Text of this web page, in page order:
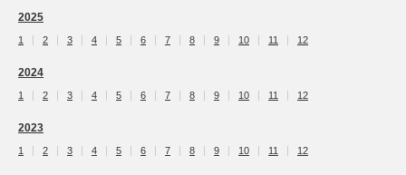
2025
1 2 3 4 5 6 7 8 9 10 11 12
2024
1 2 3 4 5 6 7 8 9 10 11 12
2023
1 2 3 4 5 6 7 8 9 10 11 12